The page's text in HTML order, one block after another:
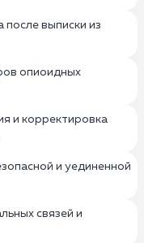
после выписки из
опиоидных
и корректировка
и уединенной
связей и